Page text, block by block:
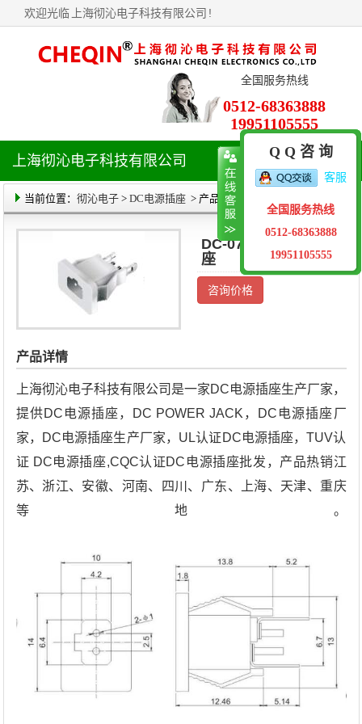
欢迎光临 上海彻沁电子科技有限公司 !
全国服务热线
0512-68363888
19951105555
航
单
上海彻沁电子科技有限公司
当前位置： 彻沁电子> DC电源插座 > 产品详情
DC-074 DC电源插
座
咨询价格
产品详情
上海彻沁电子科技有限公司是一家DC电源插座生产厂家，
提供DC电源插座，DC POWER JACK，DC电源插座厂
家，DC电源插座生产厂家，UL认证DC电源插座，TUV认
证 DC电源插座,CQC认证DC电源插座批发，产品热销江
苏、浙江、安徽、河南、四川、广东、上海、天津、重庆
等地。
Q Q 咨 询
客服
全国服务热线
0512-68363888
19951105555